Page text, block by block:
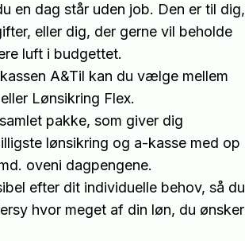
en dag står uden job. Den er til dig,
eller dig, der gerne vil beholde
luft i budgettet.
A&Til kan du vælge mellem
Lønsikring Flex.
pakke, som giver dig
lønsikring og a-kasse med op
oveni dagpengene.
efter dit individuelle behov, så du
hvor meget af din løn, du ønsker